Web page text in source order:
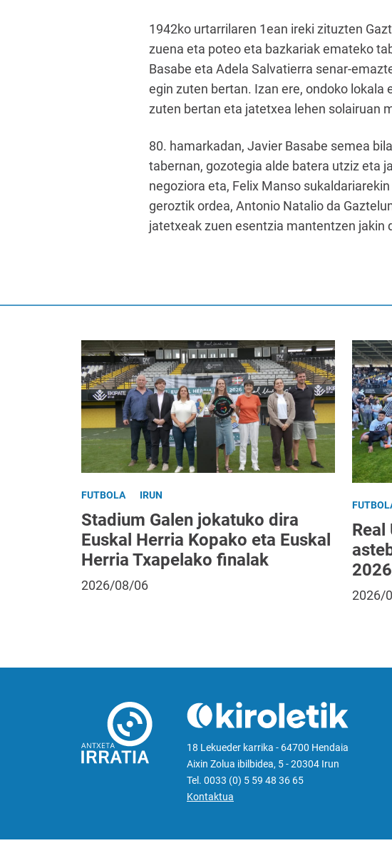
1942ko urtarrilaren 1ean ireki zituzten
zuena eta poteo eta bazkariak emateko
Basabe eta Adela Salvatierra senar-
egin zuten bertan. Izan ere, ondoko
zuten bertan eta jatetxea lehen solairuan
80. hamarkadan, Javier Basabe semea
tabernan, gozotegia alde batera utziz eta
negoziora eta, Felix Manso
geroztik ordea, Antonio Natalio da
jatetxeak zuen esentzia mantentzen jakin
FUTBOLA IRUN
Stadium Galen jokatuko dira
Euskal Herria Kopako eta Euskal
Herria Txapelako finalak
2026/08/06
Real
2026/
18 Lekueder karrika - 64700 Hendaia
Aixin Zolua ibilbidea, 5 - 20304 Irun
Tel. 0033 (0) 5 59 48 36 65
Kontaktua